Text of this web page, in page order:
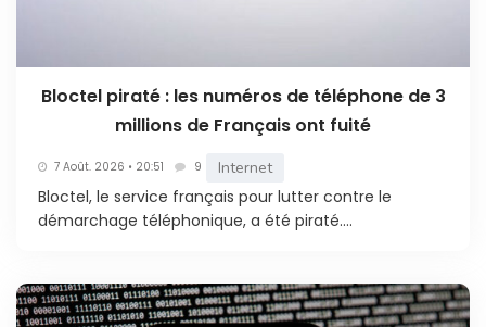
Bloctel piraté : les numéros de téléphone de 3
millions de Français ont fuité
7 Août. 2026 • 20:51 9 Internet
Bloctel, le service français pour lutter contre le
démarchage téléphonique, a été piraté....